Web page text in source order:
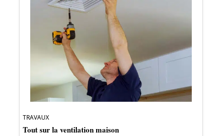
TRAVAUX
Tout sur la ventilation maison